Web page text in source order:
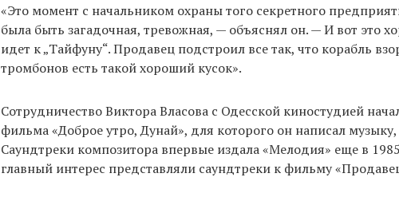
«Это момент с начальником охраны того секретного
была быть загадочная, тревожная, — объяснял он. — И вот это
идет к „Тайфуну“. Продавец подстроил все так, что корабль
тромбонов есть такой хороший кусок».
Сотрудничество Виктора Власова с Одесской киностудией
фильма «Доброе утро, Дунай», для которого он написал
Саундтреки композитора впервые издала «Мелодия» еще в
главный интерес представляли саундтреки к фильму